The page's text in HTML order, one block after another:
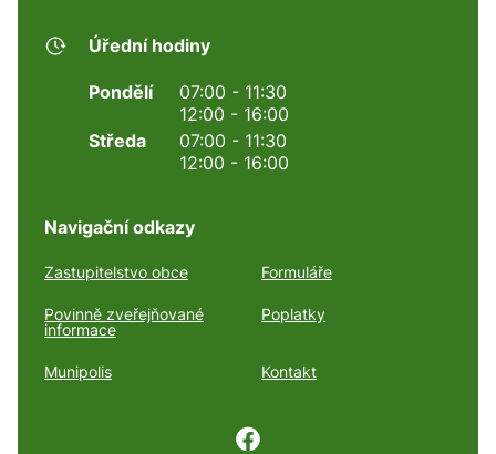
Úřední hodiny
Pondělí
07:00 - 11:30
12:00 - 16:00
Středa
07:00 - 11:30
12:00 - 16:00
Navigační odkazy
Zastupitelstvo obce Formuláře
Povinně zveřejňované
informace
Poplatky
Munipolis Kontakt